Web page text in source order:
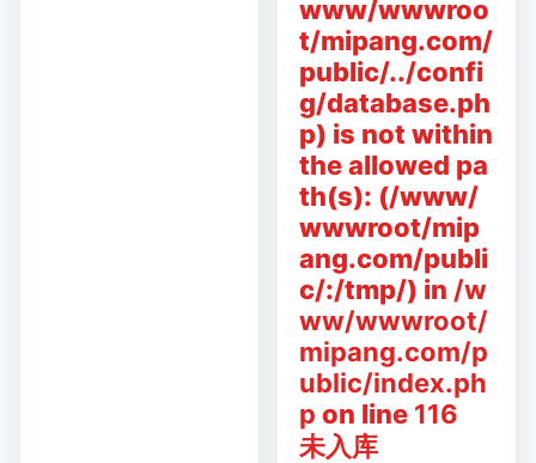
www/wwwroo
t/mipang.com/
public/../confi
g/database.ph
p) is not within
the allowed pa
th(s): (/www/
wwwroot/mip
ang.com/publi
c/:/tmp/) in /w
ww/wwwroot/
mipang.com/p
ublic/index.ph
p on line 116
未入库